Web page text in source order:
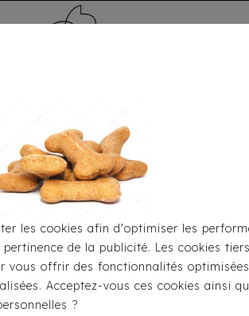
ID TAG TOILETTAGE
Imperméables Imperméable Milk &
les cookies afin d'optimiser les
de la publicité. Les cookies
vous offrir des fonctionnalités
Acceptez-vous ces cookies ainsi
?